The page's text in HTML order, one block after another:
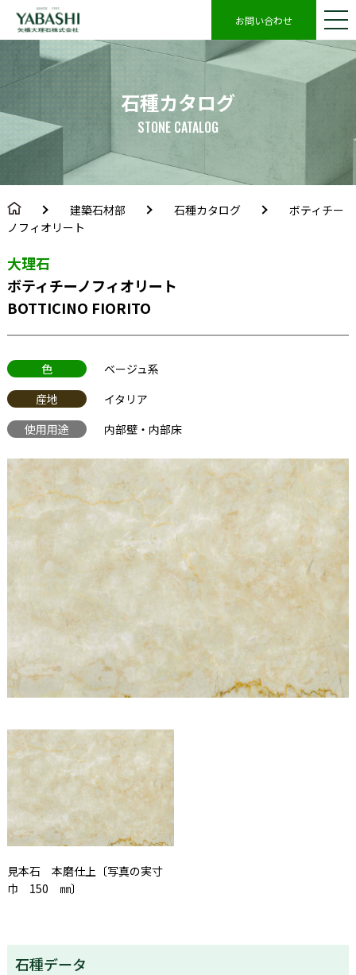
お問い合わせ
石種カタログ
STONE CATALOG
建築石材部 石種カタログ
ボティチー
ノフィオリート
大理石
ボティチーノフィオリート
BOTTICINO FIORITO
色
ベージュ系
産地
イタリア
使用用途
内部壁・内部床
見本石 本磨仕上〔写真の実寸
巾 150 ㎜〕
石種データ